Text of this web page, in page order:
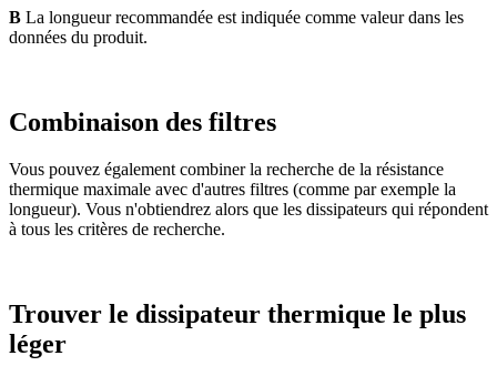
B La longueur recommandée est indiquée comme valeur dans les
données du produit.
Combinaison des filtres
Vous pouvez également combiner la recherche de la résistance
thermique maximale avec d'autres filtres (comme par exemple la
longueur). Vous n'obtiendrez alors que les dissipateurs qui répondent
à tous les critères de recherche.
Trouver le dissipateur thermique le plus
léger